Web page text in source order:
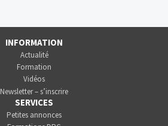
INFORMATION
Actualité
Formation
Vidéos
Newsletter – s’inscrire
SERVICES
Petites annonces